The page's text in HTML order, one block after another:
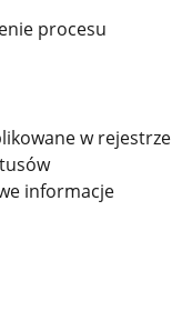
procesu
w rejestrze
informacje